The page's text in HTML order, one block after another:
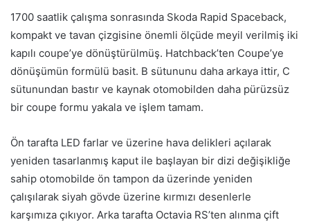
1700 saatlik çalışma sonrasında Skoda Rapid Spaceback,
kompakt ve tavan çizgisine önemli ölçüde meyil verilmiş iki
kapılı coupe’ye dönüştürülmüş. Hatchback’ten Coupe’ye
dönüşümün formülü basit. B sütununu daha arkaya ittir, C
sütunundan bastır ve kaynak otomobilden daha pürüzsüz
bir coupe formu yakala ve işlem tamam.
Ön tarafta LED farlar ve üzerine hava delikleri açılarak
yeniden tasarlanmış kaput ile başlayan bir dizi değişikliğe
sahip otomobilde ön tampon da üzerinde yeniden
çalışılarak siyah gövde üzerine kırmızı desenlerle
karşımıza çıkıyor. Arka tarafta Octavia RS’ten alınma çift